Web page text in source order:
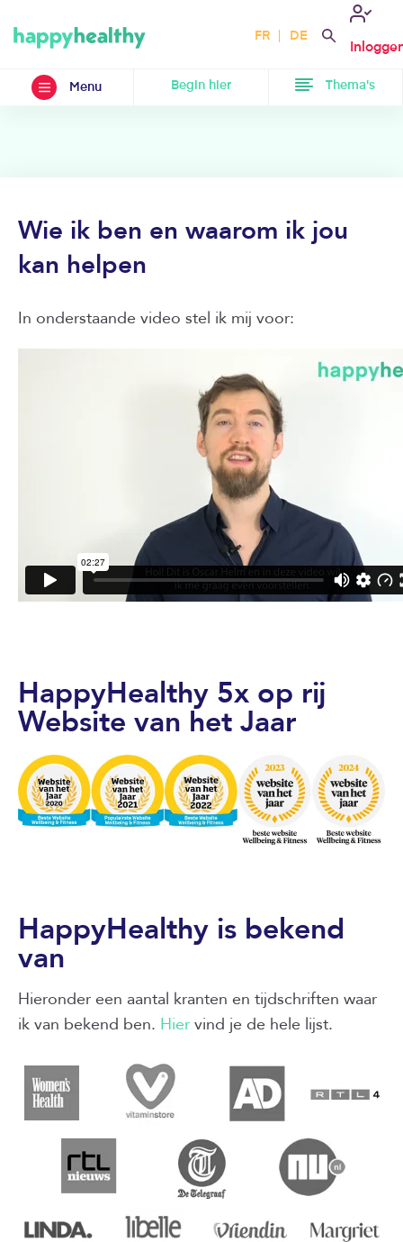
FR DE
Menu Begin hier Thema's
Wie ik ben en waarom ik jou
kan helpen
In onderstaande video stel ik mij voor:
HappyHealthy 5x op rij
Website van het Jaar
HappyHealthy is bekend
van
Hieronder een aantal kranten en tijdschriften waar
ik van bekend ben. Hier vind je de hele lijst.